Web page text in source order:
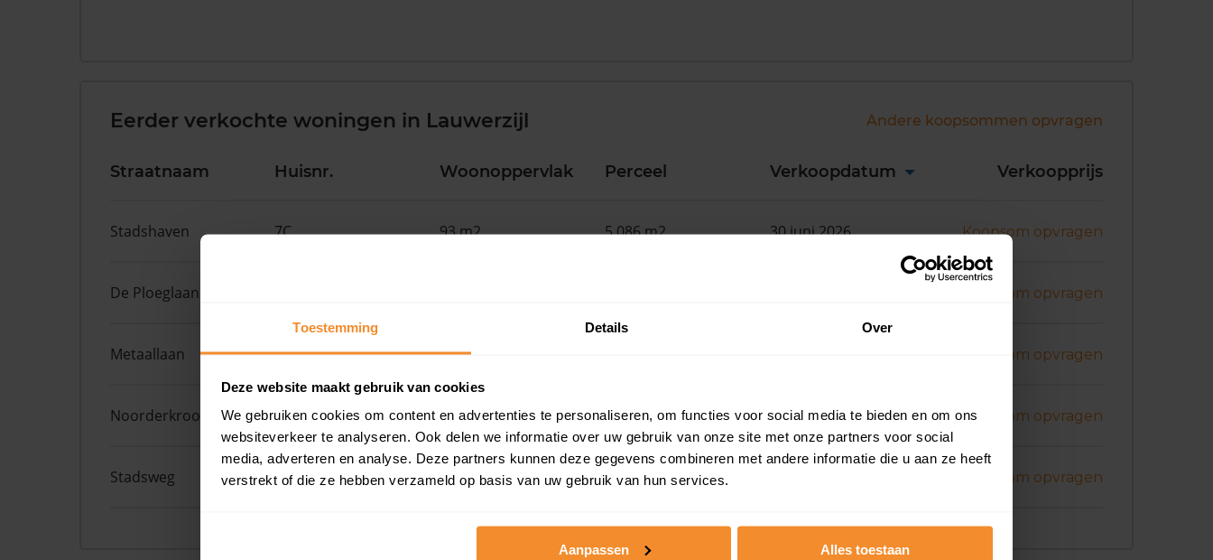
Toestemming Details Over
Deze website maakt gebruik van cookies
We gebruiken cookies om content en advertenties te personaliseren, om functies voor social media te bieden en om ons
websiteverkeer te analyseren. Ook delen we informatie over uw gebruik van onze site met onze partners voor social
media, adverteren en analyse. Deze partners kunnen deze gegevens combineren met andere informatie die u aan ze heeft
verstrekt of die ze hebben verzameld op basis van uw gebruik van hun services.
Aanpassen Alles toestaan
Eerder verkochte woningen in Lauwerzijl Andere koopsommen opvragen
Straatnaam Huisnr. Woonoppervlak Perceel Verkoopdatum Verkoopprijs
Stadshaven 7C 93 m2 5.086 m2 30 juni 2026 Koopsom opvragen
De Ploeglaan Koopsom opvragen
Metaallaan 43 92 m2 Koopsom opvragen
Noorderkroonstraat 193 122 m2 187 m2 30 juni 2026 Koopsom opvragen
Stadsweg 45A 80 m2 874 m2 Koopsom opvragen